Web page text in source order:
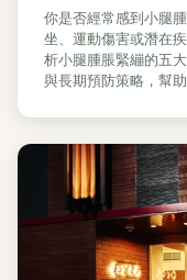
你是否經常感到小腿
坐、運動傷害或潛在
析小腿腫脹緊繃的五
與長期預防策略，幫